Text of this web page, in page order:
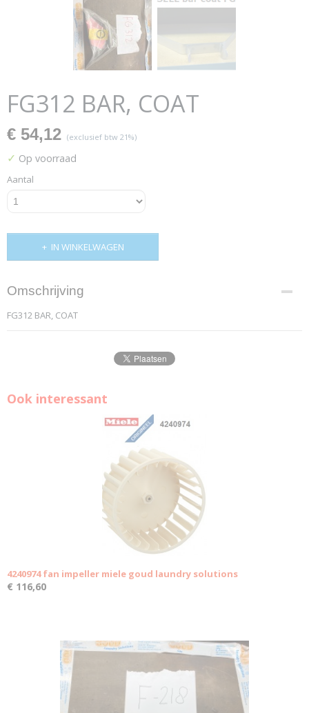
FG312 BAR, COAT
€ 54,12 (exclusief btw 21%)
✓ Op voorraad
Aantal
IN WINKELWAGEN
Omschrijving
FG312 BAR, COAT
Ook interessant
4240974 fan impeller miele goud laundry solutions
€ 116,60